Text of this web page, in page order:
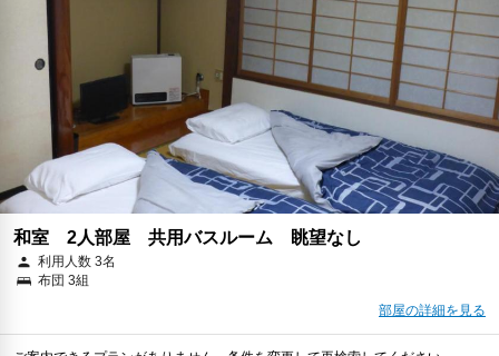
和室 2人部屋 共用バスルーム 眺望なし
利用人数 3名
布団 3組
部屋の詳細を見る